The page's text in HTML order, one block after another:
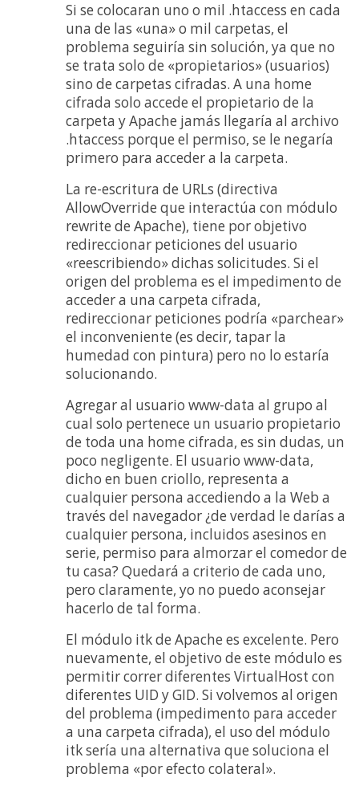
Si se colocaran uno o mil .htaccess en cada
una de las «una» o mil carpetas, el
problema seguiría sin solución, ya que no
se trata solo de «propietarios» (usuarios)
sino de carpetas cifradas. A una home
cifrada solo accede el propietario de la
carpeta y Apache jamás llegaría al archivo
.htaccess porque el permiso, se le negaría
primero para acceder a la carpeta.
La re-escritura de URLs (directiva
AllowOverride que interactúa con módulo
rewrite de Apache), tiene por objetivo
redireccionar peticiones del usuario
«reescribiendo» dichas solicitudes. Si el
origen del problema es el impedimento de
acceder a una carpeta cifrada,
redireccionar peticiones podría «parchear»
el inconveniente (es decir, tapar la
humedad con pintura) pero no lo estaría
solucionando.
Agregar al usuario www-data al grupo al
cual solo pertenece un usuario propietario
de toda una home cifrada, es sin dudas, un
poco negligente. El usuario www-data,
dicho en buen criollo, representa a
cualquier persona accediendo a la Web a
través del navegador ¿de verdad le darías a
cualquier persona, incluidos asesinos en
serie, permiso para almorzar el comedor de
tu casa? Quedará a criterio de cada uno,
pero claramente, yo no puedo aconsejar
hacerlo de tal forma.
El módulo itk de Apache es excelente. Pero
nuevamente, el objetivo de este módulo es
permitir correr diferentes VirtualHost con
diferentes UID y GID. Si volvemos al origen
del problema (impedimento para acceder
a una carpeta cifrada), el uso del módulo
itk sería una alternativa que soluciona el
problema «por efecto colateral».